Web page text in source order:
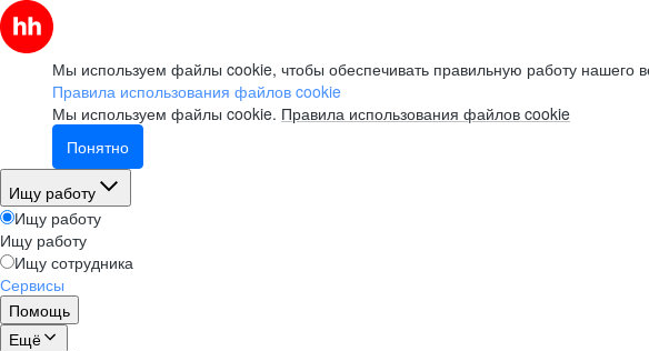
Мы используем файлы cookie, чтобы обеспечивать правильную работу нашего
Правила использования файлов cookie
Мы используем файлы cookie. Правила использования файлов cookie
Понятно
Ищу работу
Ищу работу
Ищу работу
Ищу сотрудника
Сервисы
Помощь
Ещё